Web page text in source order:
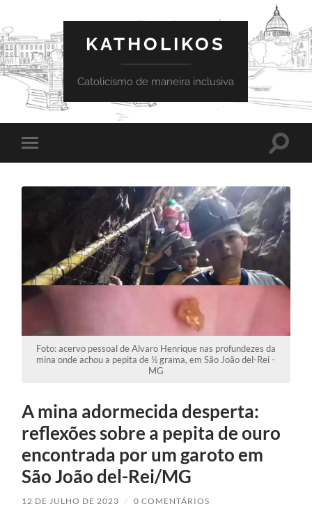
KATHOLIKOS
Catolicismo de maneira inclusiva
Toggle
mobile
Toggle
Foto: acervo pessoal de Alvaro Henrique nas profundezes da
mina onde achou a pepita de ½ grama, em São João del-Rei -
MG
A mina adormecida desperta:
reflexões sobre a pepita de ouro
encontrada por um garoto em
São João del-Rei/MG
12 DE JULHO DE 2023 / 0 COMENTÁRIOS